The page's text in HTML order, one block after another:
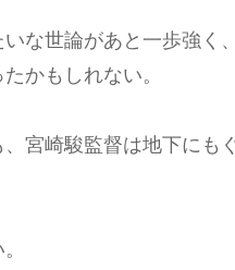
いな世論があと一歩強
かもしれない。
宮崎駿監督は地下にも